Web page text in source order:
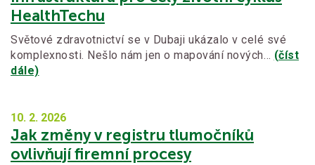
HealthTechu
Světové zdravotnictví se v Dubaji ukázalo v celé své
komplexnosti. Nešlo nám jen o mapování nových… (číst
dále)
10. 2. 2026
Jak změny v registru tlumočníků
ovlivňují firemní procesy